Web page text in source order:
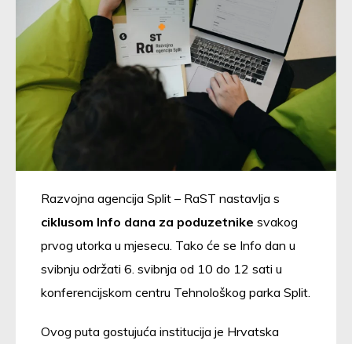
Razvojna agencija Split – RaST nastavlja s
ciklusom Info dana za poduzetnike svakog
prvog utorka u mjesecu. Tako će se Info dan u
svibnju održati 6. svibnja od 10 do 12 sati u
konferencijskom centru Tehnološkog parka Split.
Ovog puta gostujuća institucija je Hrvatska